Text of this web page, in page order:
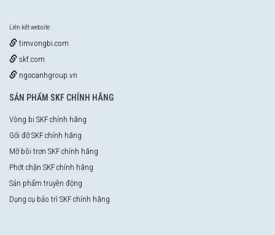
Liên kết website
timvongbi.com
skf.com
ngocanhgroup.vn
SẢN PHẨM SKF CHÍNH HÃNG
Vòng bi SKF chính hãng
Gối đỡ SKF chính hãng
Mỡ bôi trơn SKF chính hãng
Phớt chặn SKF chính hãng
Sản phẩm truyền động
Dụng cụ bảo trì SKF chính hãng